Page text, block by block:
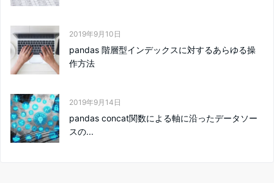
2019年9月10日
pandas 階層型インデックスに対するあらゆる操
作方法
2019年9月14日
pandas concat関数による軸に沿ったデータソー
スの...